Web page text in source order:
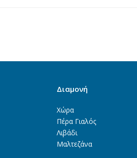
Διαμονή
Χώρα
Πέρα Γιαλός
Λιβάδι
Μαλτεζάνα